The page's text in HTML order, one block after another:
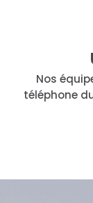
Nos
téléphone